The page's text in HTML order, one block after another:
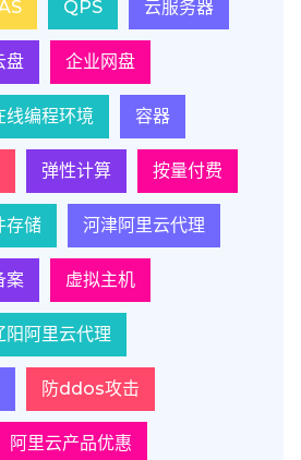
QPS 云服务器
盘 企业网盘
线编程环境 容器
弹性计算 按量付费
存储 河津阿里云代理
案 虚拟主机
阳阿里云代理
防ddos攻击
阿里云产品优惠